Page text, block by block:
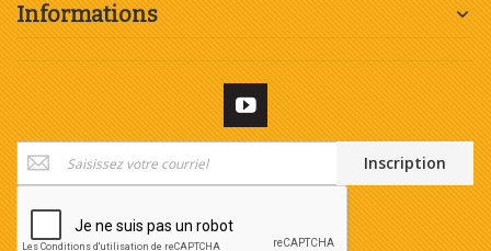
Informations
Inscription
notre
newsletter
Inscription